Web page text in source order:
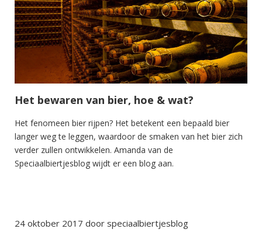
Het bewaren van bier, hoe & wat?
Het fenomeen bier rijpen? Het betekent een bepaald bier
langer weg te leggen, waardoor de smaken van het bier zich
verder zullen ontwikkelen. Amanda van de
Speciaalbiertjesblog wijdt er een blog aan.
24 oktober 2017 door speciaalbiertjesblog